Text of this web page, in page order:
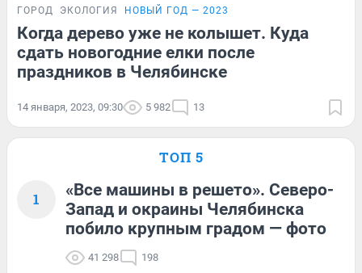
ГОРОД ЭКОЛОГИЯ НОВЫЙ ГОД — 2023
Когда дерево уже не колышет. Куда
сдать новогодние елки после
праздников в Челябинске
14 января, 2023, 09:30 5 982 13
ТОП 5
1
«Все машины в решето». Северо-
Запад и окраины Челябинска
побило крупным градом — фото
41 298 198